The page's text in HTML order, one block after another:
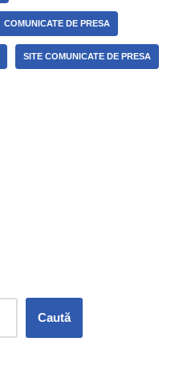
COMUNICATE DE PRESA
SITE COMUNICATE DE PRESA
Caută